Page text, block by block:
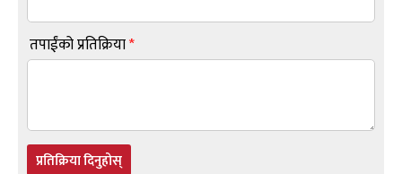
तपाईंको प्रतिक्रिया*
प्रतिक्रिया दिनुहोस्